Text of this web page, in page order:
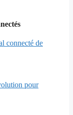
connecté de
pour